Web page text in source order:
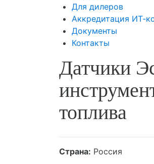
Для дилеров
Аккредитация ИТ-
Документы
Контакты
Датчики
топлива
Страна: Россия